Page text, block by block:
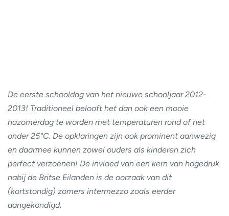
De eerste schooldag van het nieuwe schooljaar 2012-
2013! Traditioneel belooft het dan ook een mooie
nazomerdag te worden met temperaturen rond of net
onder 25°C. De opklaringen zijn ook prominent aanwezig
en daarmee kunnen zowel ouders als kinderen zich
perfect verzoenen! De invloed van een kern van hogedruk
nabij de Britse Eilanden is de oorzaak van dit
(kortstondig) zomers intermezzo zoals eerder
aangekondigd.